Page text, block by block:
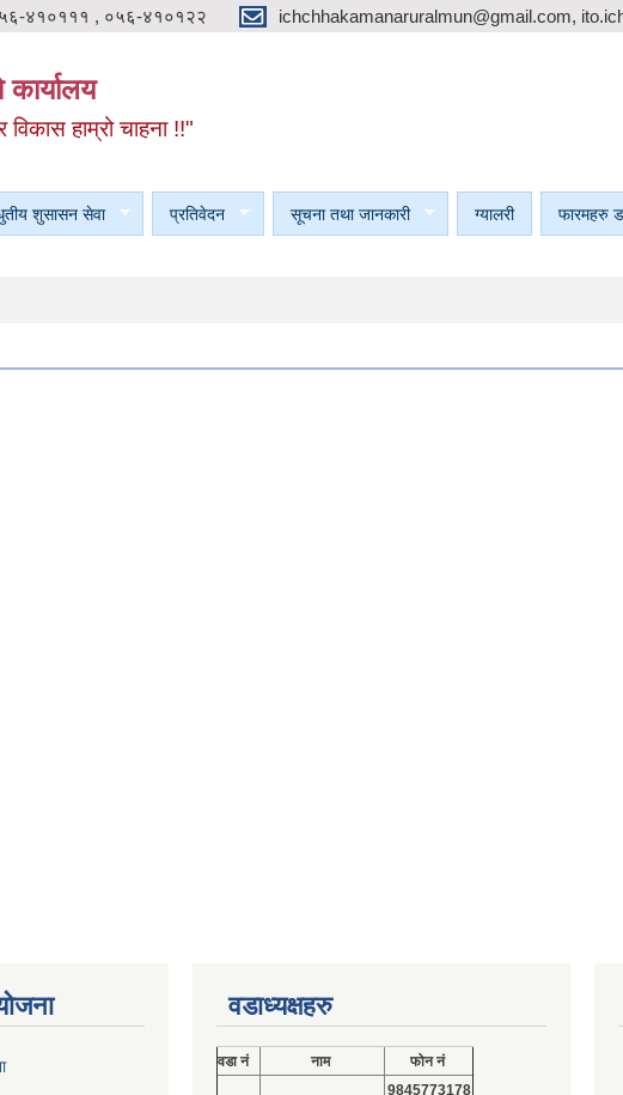
४१०१११ , ०५६-४१०१२२ ichchhakamanaruralmun@gmail.com,
कार्यालय
हाम्रो चाहना !!"
शुसासन सेवा प्रतिवेदन सूचना तथा जानकारी ग्यालरी फारमहरु
वडाध्यक्षहरु
वडा नं नाम फोन नं
9845773178